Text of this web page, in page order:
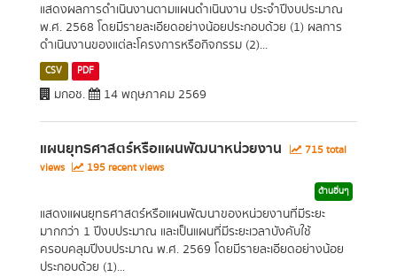
แสดงผลการดำเนินงานตามแผนดำเนินงาน ประจำปีงบประมาณ
พ.ศ. 2568 โดยมีรายละเอียดอย่างน้อยประกอบด้วย (1) ผลการ
ดำเนินงานของแต่ละโครงการหรือกิจกรรม (2)...
CSV PDF
มกอช. 14 พฤษภาคม 2569
แผนยุทธศาสตร์หรือแผนพัฒนาหน่วยงาน
715 total
views
195 recent views
ด้านอื่นๆ
แสดงแผนยุทธศาสตร์หรือแผนพัฒนาของหน่วยงานที่มีระยะ
มากกว่า 1 ปีงบประมาณ และเป็นแผนที่มีระยะเวลาบังคับใช้
ครอบคลุมปีงบประมาณ พ.ศ. 2569 โดยมีรายละเอียดอย่างน้อย
ประกอบด้วย (1)...